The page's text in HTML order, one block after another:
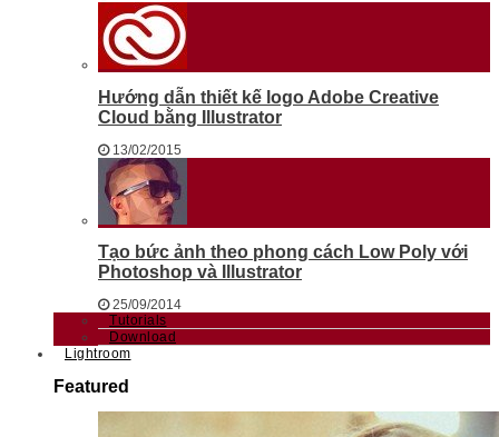
Hướng dẫn thiết kế logo Adobe Creative
Cloud bằng Illustrator
13/02/2015
Tạo bức ảnh theo phong cách Low Poly với
Photoshop và Illustrator
25/09/2014
Tutorials
Download
Lightroom
Featured